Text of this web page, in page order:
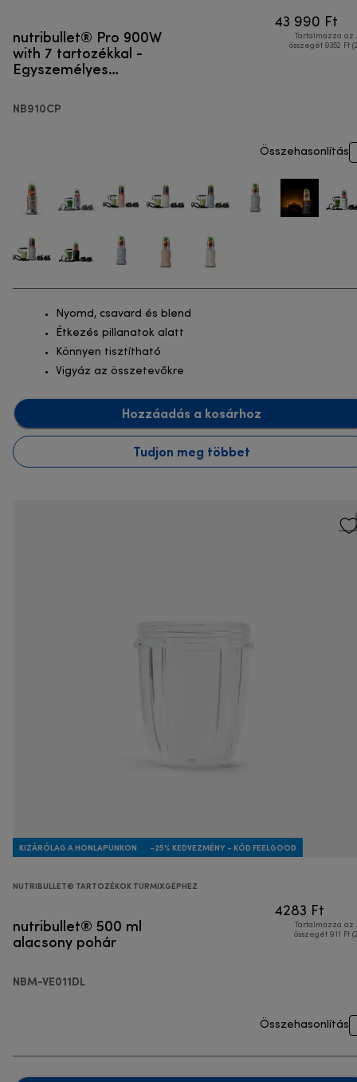
nutribullet® Pro 900W
with 7 tartozékkal -
Egyszemélyes
NB910CP
43 990 Ft
Tartalmazza az
összegét 9352 Ft
Összehasonlítás
Nyomd, csavard és blend
Étkezés pillanatok alatt
Könnyen tisztítható
Vigyáz az összetevőkre
Hozzáadás a kosárhoz
Tudjon meg többet
KIZÁRÓLAG A HONLAPUNKON -25% KEDVEZMÉNY - KÓD FEELGOOD
NUTRIBULLET® TARTOZÉKOK TURMIXGÉPHEZ
nutribullet® 500 ml
alacsony pohár
NBM-VE011DL
4283 Ft
Tartalmazza az
összegét 911 Ft
Összehasonlítás